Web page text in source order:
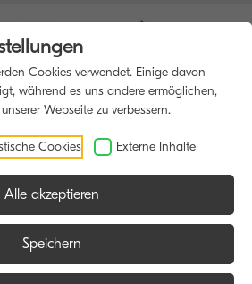
Cookies verwendet. Einige davon
während es uns andere ermöglichen,
Webseite zu verbessern.
Cookies Externe Inhalte
Alle akzeptieren
Speichern